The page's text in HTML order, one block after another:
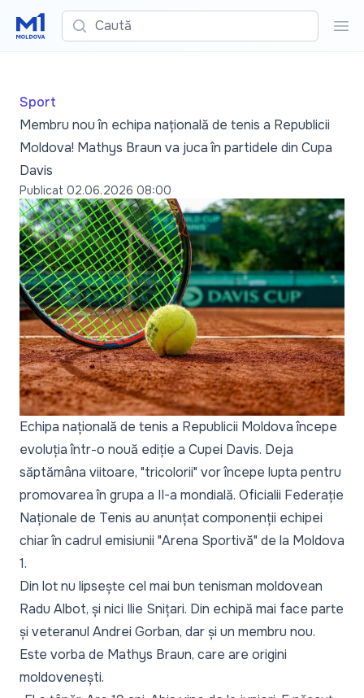
Caută
Sport
Membru nou în echipa națională de tenis a Republicii
Moldova! Mathys Braun va juca în partidele din Cupa
Davis
Publicat 02.06.2026 08:00
Echipa națională de tenis a Republicii Moldova începe
evoluția într-o nouă ediție a Cupei Davis. Deja
săptămâna viitoare, "tricolorii" vor începe lupta pentru
promovarea în grupa a II-a mondială. Oficialii Federație
Naționale de Tenis au anunțat componenții echipei
chiar în cadrul emisiunii "Arena Sportivă" de la Moldova
1.
Din lot nu lipsește cel mai bun tenisman moldovean
Radu Albot, și nici Ilie Snițari. Din echipă mai face parte
și veteranul Andrei Gorban, dar și un membru nou.
Este vorba de Mathys Braun, care are origini
moldovenești.